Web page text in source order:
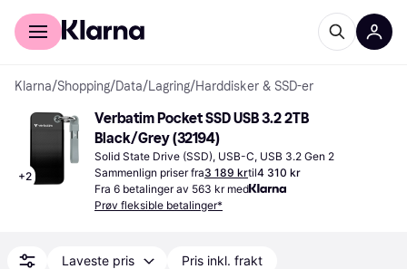
For kunder
Klarna/Shopping/Data/Lagring/Harddisker & SSD-er
+2
Verbatim Pocket SSD USB 3.2 2TB
Black/Grey (32194)
Solid State Drive (SSD), USB-C, USB 3.2 Gen 2
Sammenlign priser fra3 189 krtil4 310 kr
Fra 6 betalinger av 563 kr med
Prøv fleksible betalinger*
Laveste pris Pris inkl. frakt